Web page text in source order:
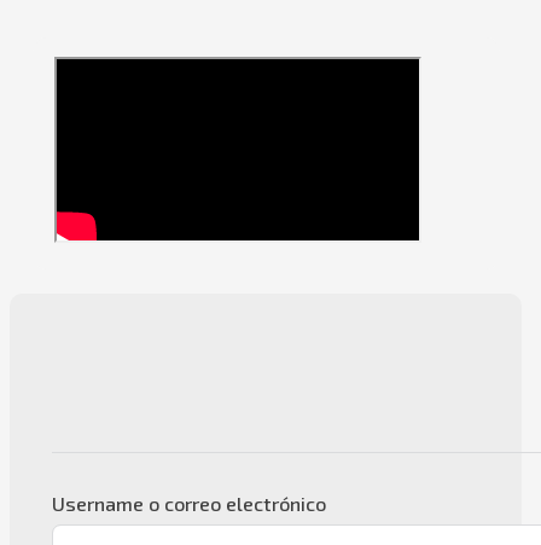
Username o correo electrónico